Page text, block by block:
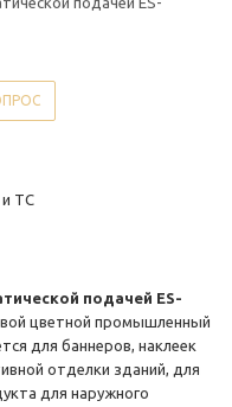
и ТС
подачей ES-
цветной промышленный
для баннеров, наклеек
отделки зданий, для
для наружного